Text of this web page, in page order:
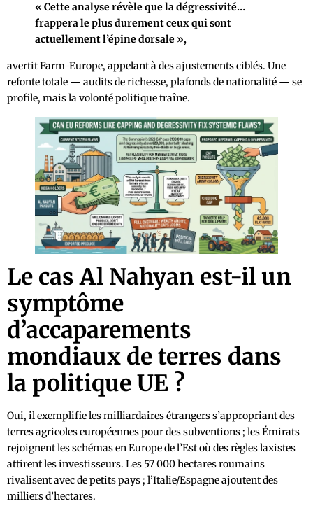
« Cette analyse révèle que la dégressivité…
frappera le plus durement ceux qui sont
actuellement l’épine dorsale »,
avertit Farm-Europe, appelant à des ajustements ciblés. Une
refonte totale — audits de richesse, plafonds de nationalité — se
profile, mais la volonté politique traîne.
Le cas Al Nahyan est-il un
symptôme
d’accaparements
mondiaux de terres dans
la politique UE ?
Oui, il exemplifie les milliardaires étrangers s’appropriant des
terres agricoles européennes pour des subventions ; les Émirats
rejoignent les schémas en Europe de l’Est où des règles laxistes
attirent les investisseurs. Les 57 000 hectares roumains
rivalisent avec de petits pays ; l’Italie/Espagne ajoutent des
milliers d’hectares.